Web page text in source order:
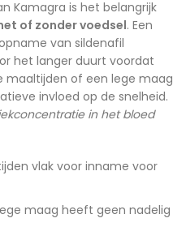
Kamagra is het belangrijk
of zonder voedsel. Een
van sildenafil
het langer duurt voordat
maaltijden of een lege maag
invloed op de snelheid.
in het bloed
vlak voor inname voor
maag heeft geen nadelig